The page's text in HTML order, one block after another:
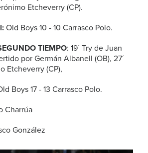
Etcheverry (CP).
Old Boys 10 - 10 Carrasco Polo.
TIEMPO: 19´ Try de Juan
por Germán Albanell (OB), 27´
Etcheverry (CP),
Boys 17 - 13 Carrasco Polo.
Charrúa
González